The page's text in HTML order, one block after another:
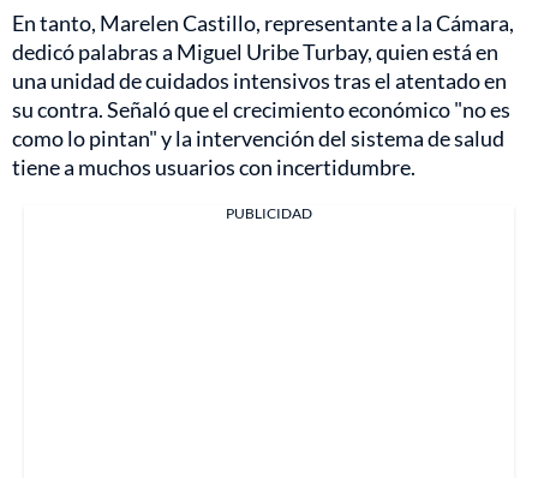
En tanto, Marelen Castillo, representante a la Cámara,
dedicó palabras a Miguel Uribe Turbay, quien está en
una unidad de cuidados intensivos tras el atentado en
su contra. Señaló que el crecimiento económico "no es
como lo pintan" y la intervención del sistema de salud
tiene a muchos usuarios con incertidumbre.
PUBLICIDAD